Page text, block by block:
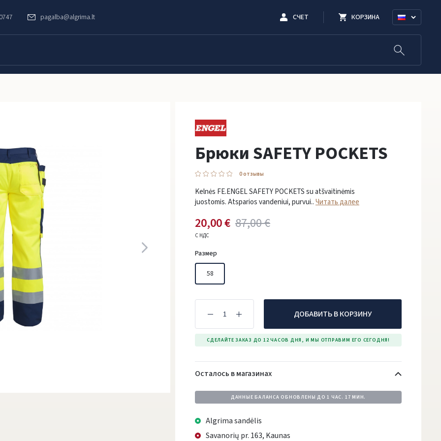
pagalba@algrima.lt СЧЕТ КОРЗИНА
Брюки SAFETY POCKETS
0 oтзывы
Kelnės FE.ENGEL SAFETY POCKETS su atšvaitinėmis
juostomis. Atsparios vandeniui, purvui..Читать далее
87,00 €
20,00 €
С НДС
Размер
58
ДОБАВИТЬ В КОРЗИНУ
СДЕЛАЙТЕ ЗАКАЗ ДО 12 ЧАСОВ ДНЯ, И МЫ ОТПРАВИМ ЕГО СЕГОДНЯ!
Осталось в магазинах
ДАННЫЕ БАЛАНСА ОБНОВЛЕНЫ ДО1 ЧАС. 17 МИН.
Algrima sandėlis
Savanorių pr. 163, Kaunas